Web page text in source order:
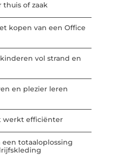
thuis of zaak
kopen van een Office
vol strand en
en plezier leren
werkt efficiënter
totaaloplossing